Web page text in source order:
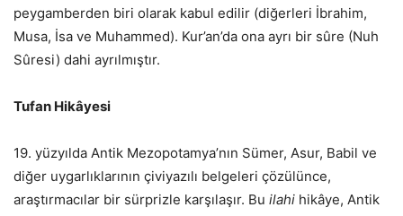
peygamberden biri olarak kabul edilir (diğerleri İbrahim,
Musa, İsa ve Muhammed). Kur’an’da ona ayrı bir sûre (Nuh
Sûresi) dahi ayrılmıştır.
Tufan Hikâyesi
19. yüzyılda Antik Mezopotamya’nın Sümer, Asur, Babil ve
diğer uygarlıklarının çiviyazılı belgeleri çözülünce,
araştırmacılar bir sürprizle karşılaşır. Bu ilahi hikâye, Antik